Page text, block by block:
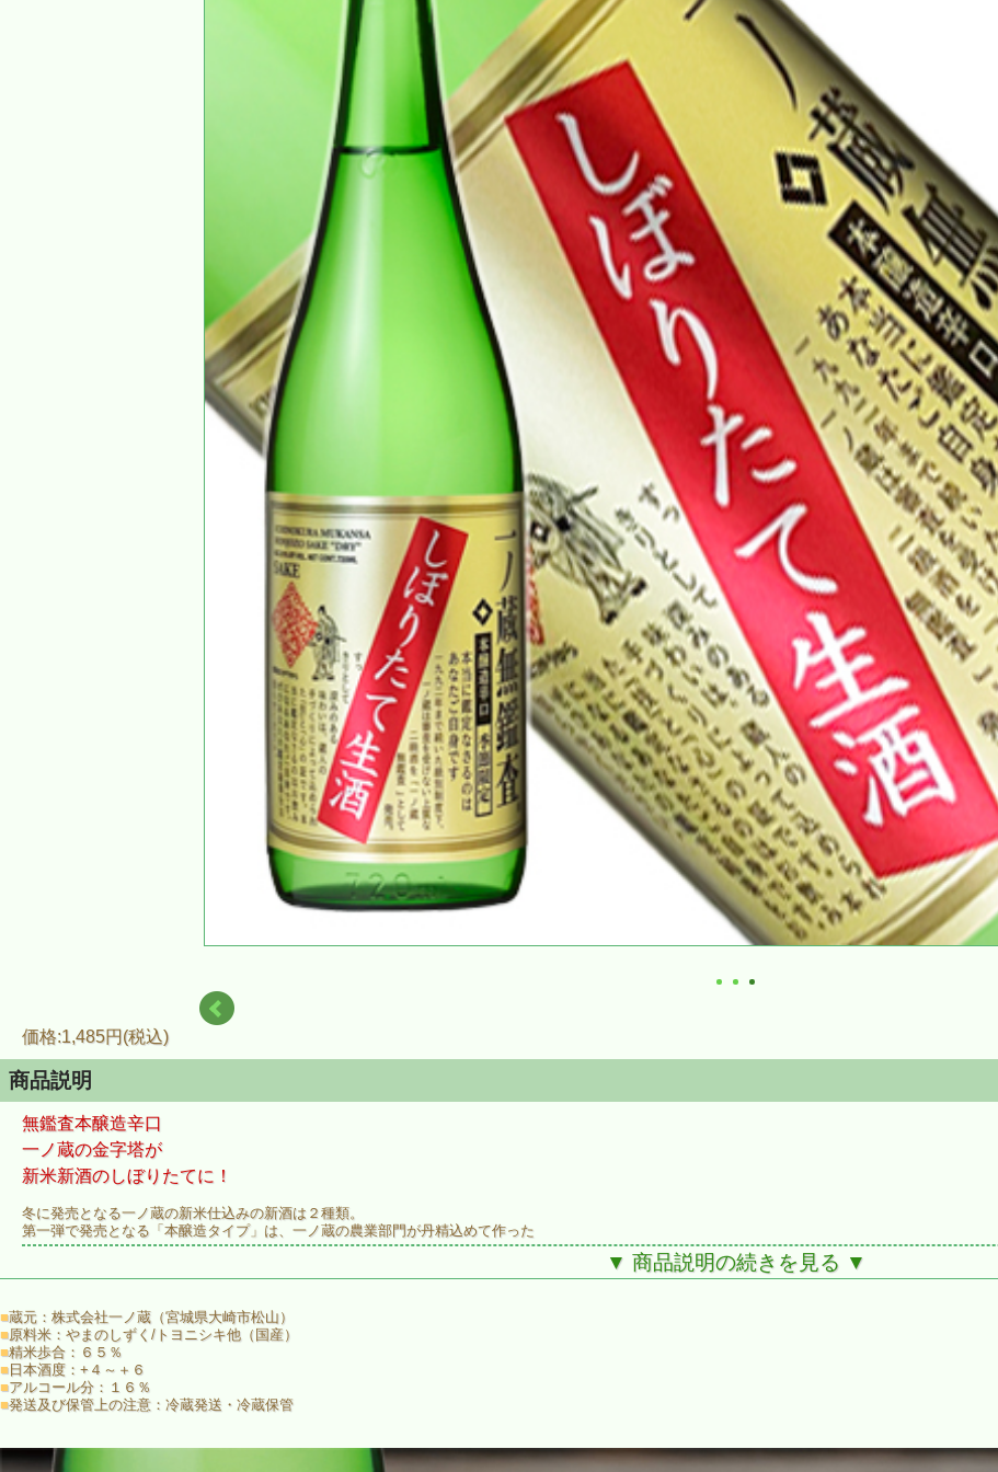
価格:1,485円(税込)
商品説明
無鑑査本醸造辛口
一ノ蔵の金字塔が
新米新酒のしぼりたてに！
冬に発売となる一ノ蔵の新米仕込みの新酒は２種類。
第一弾で発売となる「本醸造タイプ」は、一ノ蔵の農業部門が丹精込めて作った
早生品種「やまのしずく」を使用。
今年のお米の出来は、粒が綺麗で整粒状態が非常に良くできました。
これまでの「やまのしずく」は高温障害の影響を受け、酒造りでは溶けにくい課題がありましたが、今年はコメの質として非常に良い兆候がありました。
そして気になる酒質は、新米ならではの新鮮な香りと、米の特徴である軽快で繊細な味わいに。
米の旨味が拡がり、味のまとまりがあり。爽やかでキレのある後味は、飲むほどに杯が進むそんなお酒に。晩酌の一杯にぴったりな生酒です！
▼ 商品説明の続きを見る ▼
■蔵元：株式会社一ノ蔵（宮城県大崎市松山）
■原料米：やまのしずく/トヨニシキ他（国産）
■精米歩合：６５％
■ 日本酒度：+４～＋６
■アルコール分：１６％
■発送及び保管上の注意：冷蔵発送・冷蔵保管